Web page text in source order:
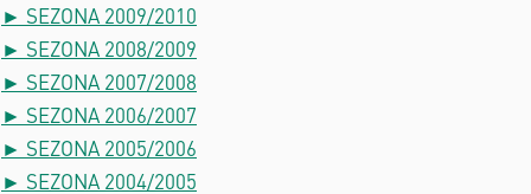
► SEZONA 2009/2010
► SEZONA 2008/2009
► SEZONA 2007/2008
► SEZONA 2006/2007
► SEZONA 2005/2006
► SEZONA 2004/2005